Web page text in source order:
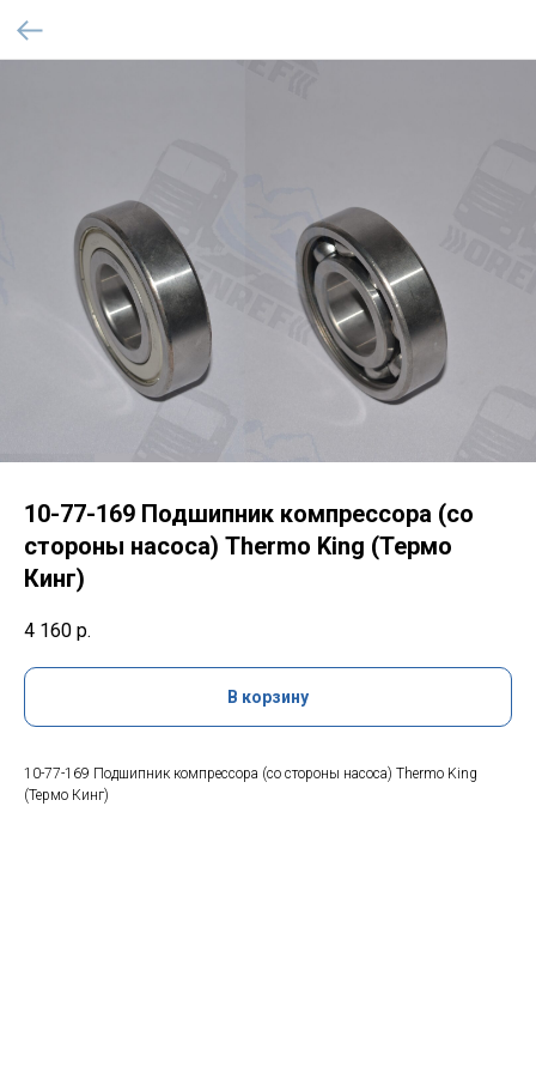
10-77-169 Подшипник компрессора (со
стороны насоса) Thermo King (Термо
Кинг)
4 160 р.
В корзину
10-77-169 Подшипник компрессора (со стороны насоса) Thermo King
(Термо Кинг)